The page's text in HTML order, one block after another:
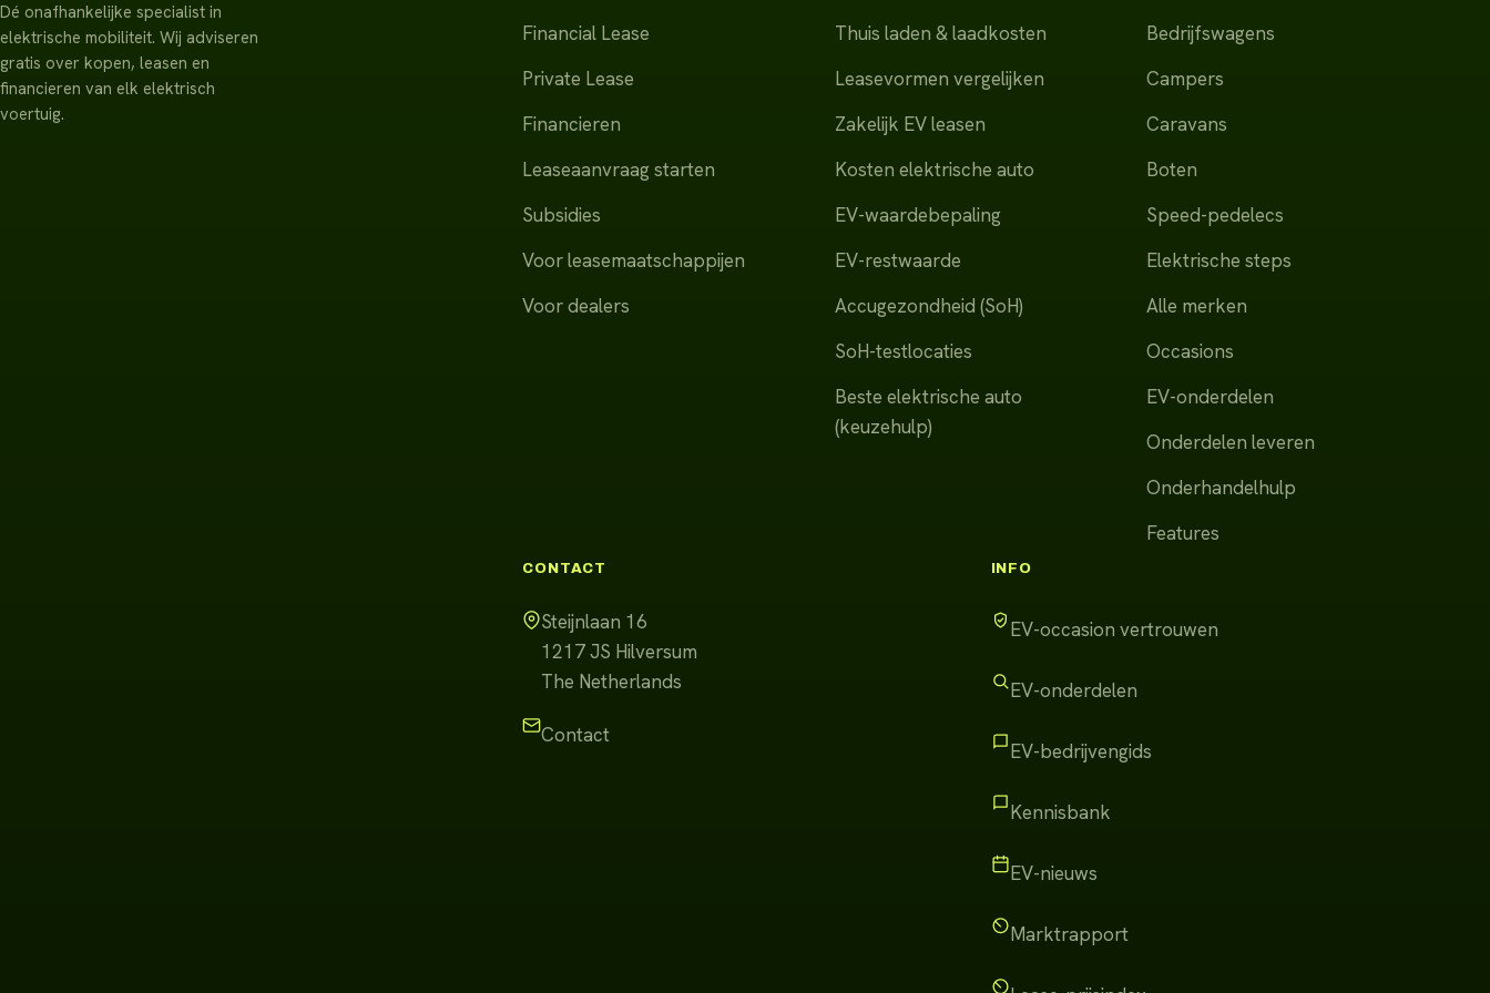
Dé onafhankelijke specialist in
elektrische mobiliteit. Wij adviseren
gratis over kopen, leasen en
financieren van elk elektrisch
voertuig.
Financial Lease
Private Lease
Financieren
Leaseaanvraag starten
Subsidies
Voor leasemaatschappijen
Voor dealers
Thuis laden & laadkosten
Leasevormen vergelijken
Zakelijk EV leasen
Kosten elektrische auto
EV-waardebepaling
EV-restwaarde
Accugezondheid (SoH)
SoH-testlocaties
Beste elektrische auto
(keuzehulp)
Bedrijfswagens
Campers
Caravans
Boten
Speed-pedelecs
Elektrische steps
Alle merken
Occasions
EV-onderdelen
Onderdelen leveren
Onderhandelhulp
Features
CONTACT
Steijnlaan 16
1217 JS Hilversum
The Netherlands
Contact
INFO
EV-occasion vertrouwen
EV-onderdelen
EV-bedrijvengids
Kennisbank
EV-nieuws
Marktrapport